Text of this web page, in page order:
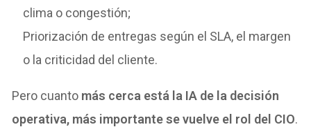
clima o congestión;
Priorización de entregas según el SLA, el margen
o la criticidad del cliente.
Pero cuanto más cerca está la IA de la decisión
operativa, más importante se vuelve el rol del CIO.